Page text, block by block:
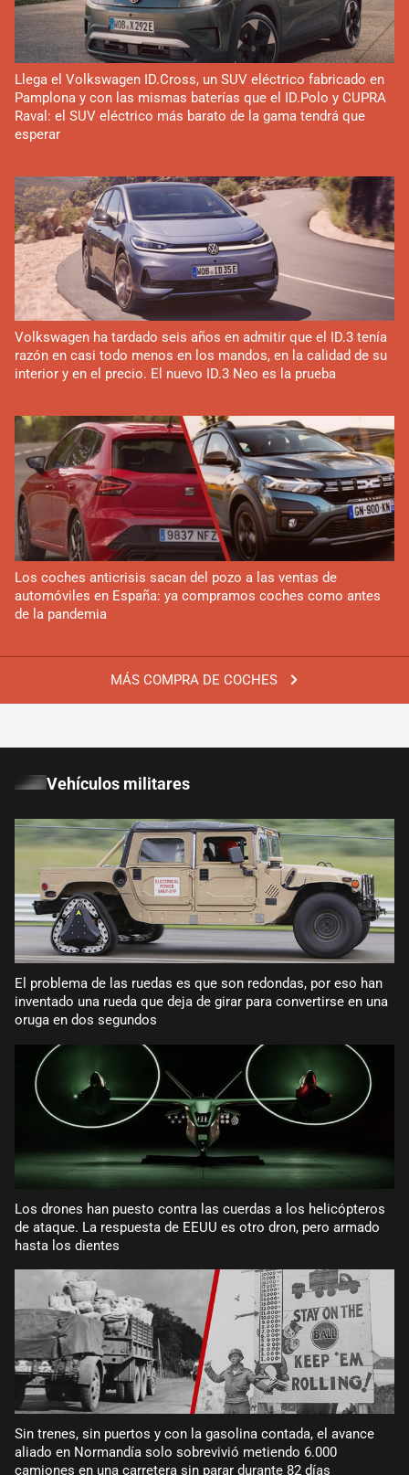
MÁS COMPRA DE COCHES
Llega el Volkswagen ID.Cross, un SUV eléctrico fabricado en
Pamplona y con las mismas baterías que el ID.Polo y CUPRA
Raval: el SUV eléctrico más barato de la gama tendrá que
esperar
Volkswagen ha tardado seis años en admitir que el ID.3 tenía
razón en casi todo menos en los mandos, en la calidad de su
interior y en el precio. El nuevo ID.3 Neo es la prueba
Los coches anticrisis sacan del pozo a las ventas de
automóviles en España: ya compramos coches como antes
de la pandemia
Vehículos militares
El problema de las ruedas es que son redondas, por eso han
inventado una rueda que deja de girar para convertirse en una
oruga en dos segundos
Los drones han puesto contra las cuerdas a los helicópteros
de ataque. La respuesta de EEUU es otro dron, pero armado
hasta los dientes
Sin trenes, sin puertos y con la gasolina contada, el avance
aliado en Normandía solo sobrevivió metiendo 6.000
camiones en una carretera sin parar durante 82 días